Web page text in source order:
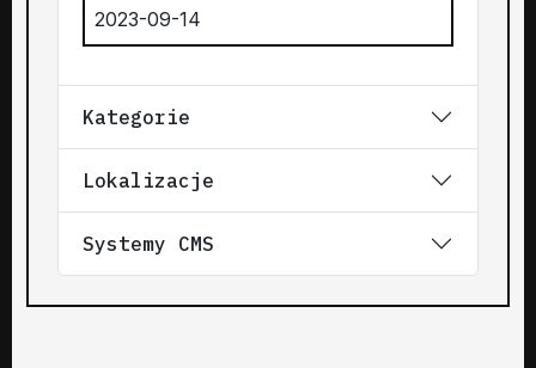
2023-09-14
Kategorie
Lokalizacje
Systemy CMS